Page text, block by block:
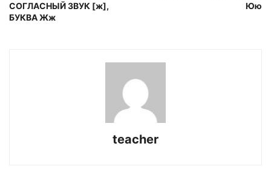
СОГЛАСНЫЙ ЗВУК [ж],
БУКВА Жж
Юю
teacher